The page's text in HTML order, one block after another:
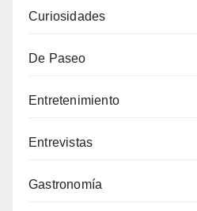
Curiosidades
De Paseo
Entretenimiento
Entrevistas
Gastronomía